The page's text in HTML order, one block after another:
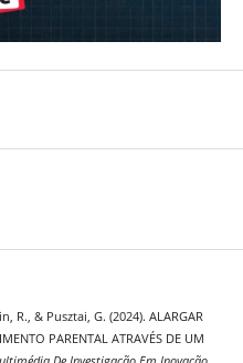
R., & Pusztai, G. (2024). ALARGAR
PARENTAL ATRAVÉS DE UM